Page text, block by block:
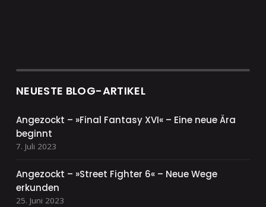
NEUESTE BLOG-ARTIKEL
Angezockt – »Final Fantasy XVI« – Eine neue Ära
beginnt
7. Juli 2023
Angezockt – »Street Fighter 6« – Neue Wege
erkunden
25. Juni 2023